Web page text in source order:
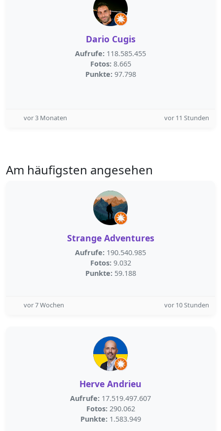
Dario Cugis
Aufrufe: 118.585.455
Fotos: 8.665
Punkte: 97.798
vor 3 Monaten vor 11 Stunden
Am häufigsten angesehen
Strange Adventures
Aufrufe: 190.540.985
Fotos: 9.032
Punkte: 59.188
vor 7 Wochen vor 10 Stunden
Herve Andrieu
Aufrufe: 17.519.497.607
Fotos: 290.062
Punkte: 1.583.949